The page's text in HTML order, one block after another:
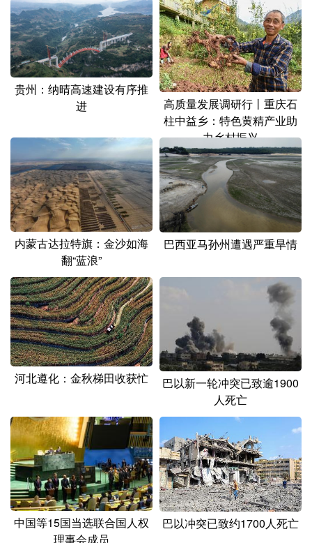
陕西 甘肃 青海 宁夏
新疆 内蒙古 黑龙江
多语种频道
Français عربى
Русский язык 日本語 한국어
Deutsch Português
贵州：纳晴高速建设有序推
进
高质量发展调研行丨重庆石
柱中益乡：特色黄精产业助
力乡村振兴
内蒙古达拉特旗：金沙如海
翻“蓝浪”
巴西亚马孙州遭遇严重旱情
河北遵化：金秋梯田收获忙
巴以新一轮冲突已致逾1900
人死亡
中国等15国当选联合国人权
理事会成员
巴以冲突已致约1700人死亡